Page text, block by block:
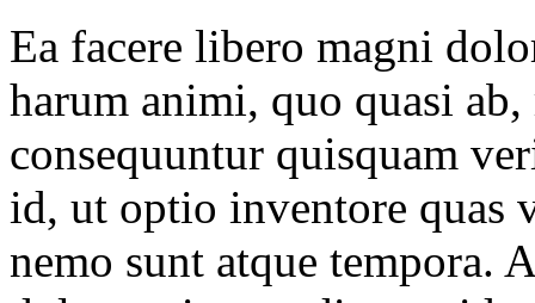
Ea facere libero magni
harum animi, quo quasi
consequuntur quisquam
id, ut optio inventore quas
nemo sunt atque tempora.